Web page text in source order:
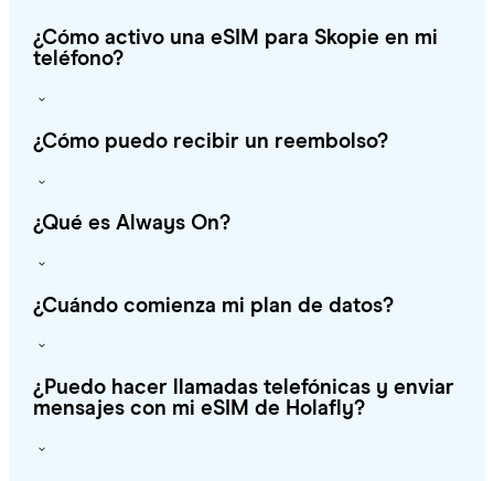
¿Cómo activo una eSIM para Skopie en mi
teléfono?
¿Cómo puedo recibir un reembolso?
¿Qué es Always On?
¿Cuándo comienza mi plan de datos?
¿Puedo hacer llamadas telefónicas y enviar
mensajes con mi eSIM de Holafly?